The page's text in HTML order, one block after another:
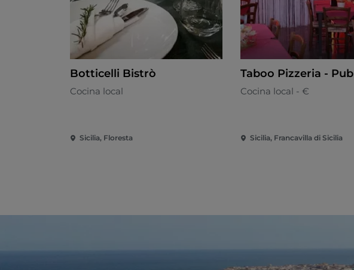
Botticelli Bistrò
Cocina local
Sicilia, Floresta
Taboo Pizzeria - Pub
Cocina local - €
Sicilia, Francavilla di Sicilia